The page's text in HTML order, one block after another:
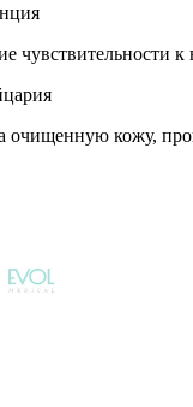
чувствительности
кожу,